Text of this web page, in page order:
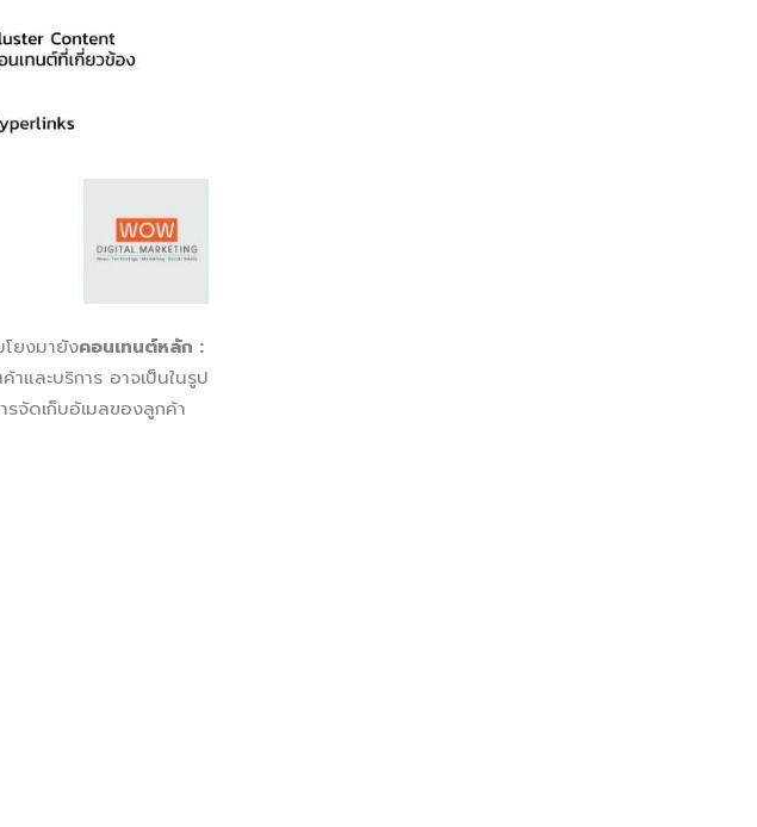
ยงมายังคอนเทนต์หลัก :
และบริการ อาจเป็นในรูป
จัดเก็บอัเมลของลูกค้า